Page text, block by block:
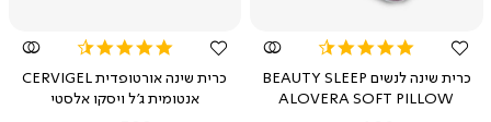
4.6
rating
כרית שינה לנשים BEAUTY SLEEP
ALOVERA SOFT PILLOW
rating
כרית שינה אורטופדית CERVIGEL
אנטומית ג'ל ויסקו אלסטי